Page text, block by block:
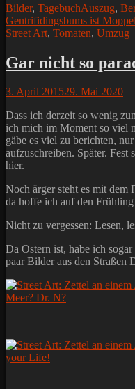
Kategorien
Bilder, TagebuchSchlagworte
Auszug,
Gentrifidingsbums ist
Street Art, Tomaten, Umzug
Gar nicht so
Posted
3. April 201529. Mai 2020
Dass ich derzeit so wenig
ich mich im Moment so viel
gäbe es viel zu berichten,
aufzuschreiben. Später. Fest
hier.
Noch ärger steht es mit dem
da hoffe ich auf den
Nicht zu vergessen: Lesen,
Da Ostern ist, habe ich
paar Bilder aus den Straßen